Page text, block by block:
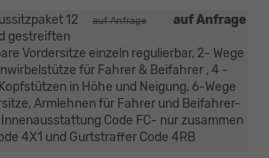
auf Anfrage
auf Anfrage
12
gestreiften
Vordersitze einzeln regulierbar, 2- Wege
für Fahrer & Beifahrer , 4 -
in Höhe und Neigung, 6-Wege
Armlehnen für Fahrer und Beifahrer-
Code FC- nur zusammen
4X1 und Gurtstraffer Code 4RB